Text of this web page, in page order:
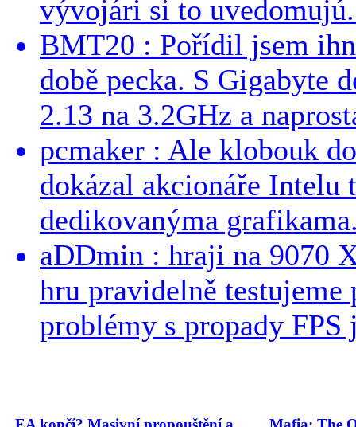
vývojári si to
BMT20 : Pořídil jsem
době pecka. S Gigabyte
2.13 na 3.2GHz a
pcmaker : Ale klobouk
dokázal akcionáře Intelu
dedikovanýma
aDDmin : hraji na 9070
hru pravidelně testujeme
problémy s propady FPS